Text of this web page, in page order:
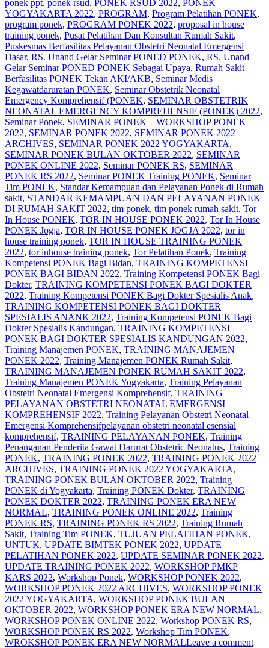
ponek ppt, ponek rsud, PONEK RSUD 2022, PONEK
YOGYAKARTA 2022, PROGRAM, Program Pelatihan PONEK,
program ponek, PROGRAM PONEK 2022, proposal in house
training ponek, Pusat Pelatihan Dan Konsultan Rumah Sakit,
Puskesmas Berfasilitas Pelayanan Obstetri Neonatal Emergensi
Dasar, RS. Unand Gelar Seminar PONED PONEK, RS. Unand
Gelar Seminar PONED PONEK Sebagai Upaya, Rumah Sakit
Berfasilitas PONEK Tekan AKI/AKB, Seminar Medis
Kegawatdaruratan PONEK, Seminar Obstetrik Neonatal
Emergency Komprehensif (PONEK, SEMINAR OBSTETRIK
NEONATAL EMERGENCY KOMPREHENSIF (PONEK) 2022,
Seminar Ponek, SEMINAR PONEK – WORKSHOP PONEK
2022, SEMINAR PONEK 2022, SEMINAR PONEK 2022
ARCHIVES, SEMINAR PONEK 2022 YOGYAKARTA,
SEMINAR PONEK BULAN OKTOBER 2022, SEMINAR
PONEK ONLINE 2022, Seminar PONEK RS, SEMINAR
PONEK RS 2022, Seminar PONEK Training PONEK, Seminar
Tim PONEK, Standar Kemampuan dan Pelayanan Ponek di Rumah
sakit, STANDAR KEMAMPUAN DAN PELAYANAN PONEK
DI RUMAH SAKIT 2022, tim ponek, tim ponek rumah sakit, Tor
In House PONEK, TOR IN HOUSE PONEK 2022, Tor In House
PONEK Jogja, TOR IN HOUSE PONEK JOGJA 2022, tor in
house training ponek, TOR IN HOUSE TRAINING PONEK
2022, tor inhouse training ponek, Tor Pelatihan Ponek, Training
Kompetensi PONEK Bagi Bidan, TRAINING KOMPETENSI
PONEK BAGI BIDAN 2022, Training Kompetensi PONEK Bagi
Dokter, TRAINING KOMPETENSI PONEK BAGI DOKTER
2022, Training Kompetensi PONEK Bagi Dokter Spesialis Anak,
TRAINING KOMPETENSI PONEK BAGI DOKTER
SPESIALIS ANANK 2022, Training Kompetensi PONEK Bagi
Dokter Spesialis Kandungan, TRAINING KOMPETENSI
PONEK BAGI DOKTER SPESIALIS KANDUNGAN 2022,
Training Manajemen PONEK, TRAINING MANAJEMEN
PONEK 2022, Training Manajemen PONEK Rumah Sakit,
TRAINING MANAJEMEN PONEK RUMAH SAKIT 2022,
Training Manajemen PONEK Yogyakarta, Training Pelayanan
Obstetri Neonatal Emergensi Komprehensif, TRAINING
PELAYANAN OBSTETRI NEONATAL EMERGENSI
KOMPREHENSIF 2022, Training Pelayanan Obstetri Neonatal
Emergensi Komprehensifpelayanan obstetri neonatal esensial
komprehensif, TRAINING PELAYANAN PONEK, Training
Penanganan Penderita Gawat Darurat Obstetric Neonatus, Training
PONEK, TRAINING PONEK 2022, TRAINING PONEK 2022
ARCHIVES, TRAINING PONEK 2022 YOGYAKARTA,
TRAINING PONEK BULAN OKTOBER 2022, Training
PONEK di Yogyakarta, Training PONEK Dokter, TRAINING
PONEK DOKTER 2022, TRAINING PONEK ERA NEW
NORMAL, TRAINING PONEK ONLINE 2022, Training
PONEK RS, TRAINING PONEK RS 2022, Training Rumah
Sakit, Training Tim PONEK, TUJUAN PELATIHAN PONEK,
UNTUK, UPDATE BIMTEK PONEK 2022, UPDATE
PELATIHAN PONEK 2022, UPDATE SEMINAR PONEK 2022,
UPDATE TRAINING PONEK 2022, WORKSHOP PMKP
KARS 2022, Workshop Ponek, WORKSHOP PONEK 2022,
WORKSHOP PONEK 2022 ARCHIVES, WORKSHOP PONEK
2022 YOGYAKARTA, WORKSHOP PONEK BULAN
OKTOBER 2022, WORKSHOP PONEK ERA NEW NORMAL,
WORKSHOP PONEK ONLINE 2022, Workshop PONEK RS,
WORKSHOP PONEK RS 2022, Workshop Tim PONEK,
WROKSHOP PONEK ERA NEW NORMALLeave a comment